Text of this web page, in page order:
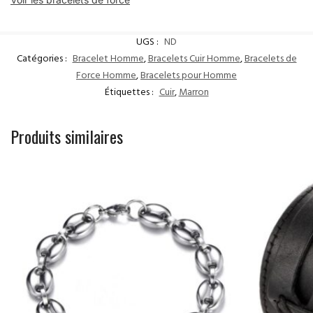
UGS : ND
Catégories : Bracelet Homme,Bracelets Cuir Homme,Bracelets de
Force Homme,Bracelets pour Homme
Étiquettes : Cuir,Marron
Produits similaires